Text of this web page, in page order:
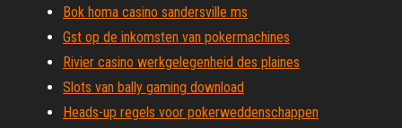
Bok homa casino sandersville ms
Gst op de inkomsten van pokermachines
Rivier casino werkgelegenheid des plaines
Slots van bally gaming download
Heads-up regels voor pokerweddenschappen